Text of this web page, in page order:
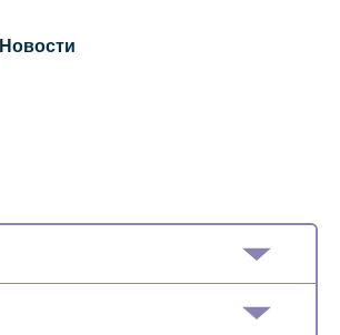
Новости